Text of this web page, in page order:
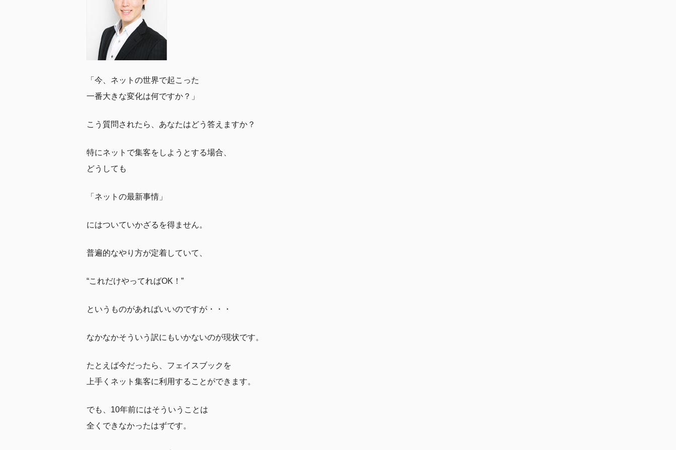
「今、ネットの世界で起こった
一番大きな変化は何ですか？」
こう質問されたら、あなたはどう答えますか？
特にネットで集客をしようとする場合、
どうしても
「ネットの最新事情」
にはついていかざるを得ません。
普遍的なやり方が定着していて、
“これだけやってればOK！”
というものがあればいいのですが・・・
なかなかそういう訳にもいかないのが現状です。
たとえば今だったら、フェイスブックを
上手くネット集客に利用することができます。
でも、10年前にはそういうことは
全くできなかったはずです。